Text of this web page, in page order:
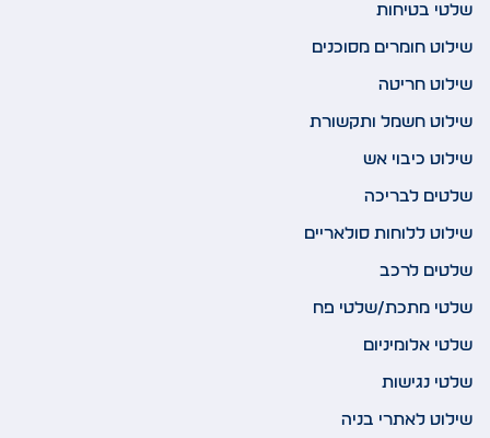
שלטי בטיחות
שילוט חומרים מסוכנים
שילוט חריטה
שילוט חשמל ותקשורת
שילוט כיבוי אש
שלטים לבריכה
שילוט ללוחות סולאריים
שלטים לרכב
שלטי מתכת/שלטי פח
שלטי אלומיניום
שלטי נגישות
שילוט לאתרי בניה